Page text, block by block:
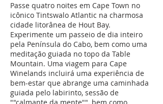
Passe quatro noites em Cape Town no
icônico Tintswalo Atlantic na charmosa
cidade litorânea de Hout Bay.
Experimente um passeio de dia inteiro
pela Península do Cabo, bem como uma
meditação guiada no topo da Table
Mountain. Uma viagem para Cape
Winelands incluirá uma experiência de
bem-estar que abrange uma caminhada
guiada pelo labirinto, sessão de